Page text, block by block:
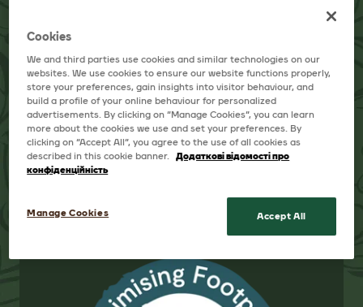
допомагаючи вирішувати
актуальні виклики та робити
позитивний внесок у майбутнє
нашої планети.